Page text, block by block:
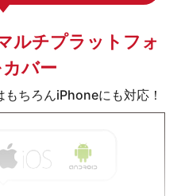
ルチプラットフォ
バー
ちろんiPhoneにも対応！